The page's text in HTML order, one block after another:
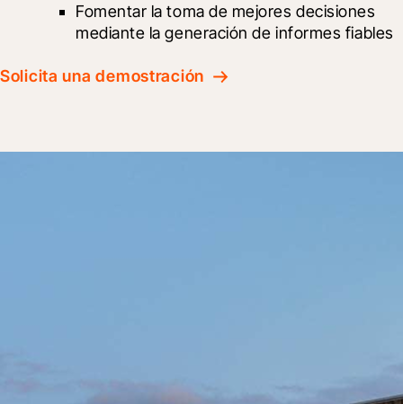
Fomentar la toma de mejores decisiones
mediante la generación de informes fiables
Solicita una demostración